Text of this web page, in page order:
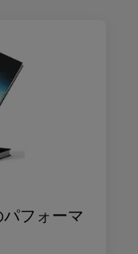
フォーマ